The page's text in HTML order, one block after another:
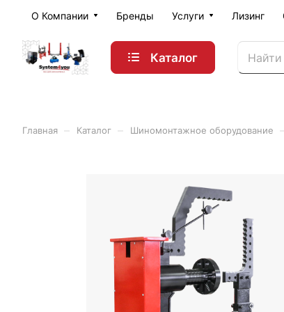
О Компании Бренды Услуги Лизинг
Каталог
Главная Каталог Шиномонтажное оборудование